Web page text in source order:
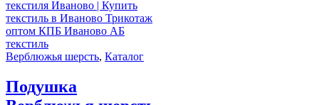
Верблюжья шерсть, Каталог
Подушка